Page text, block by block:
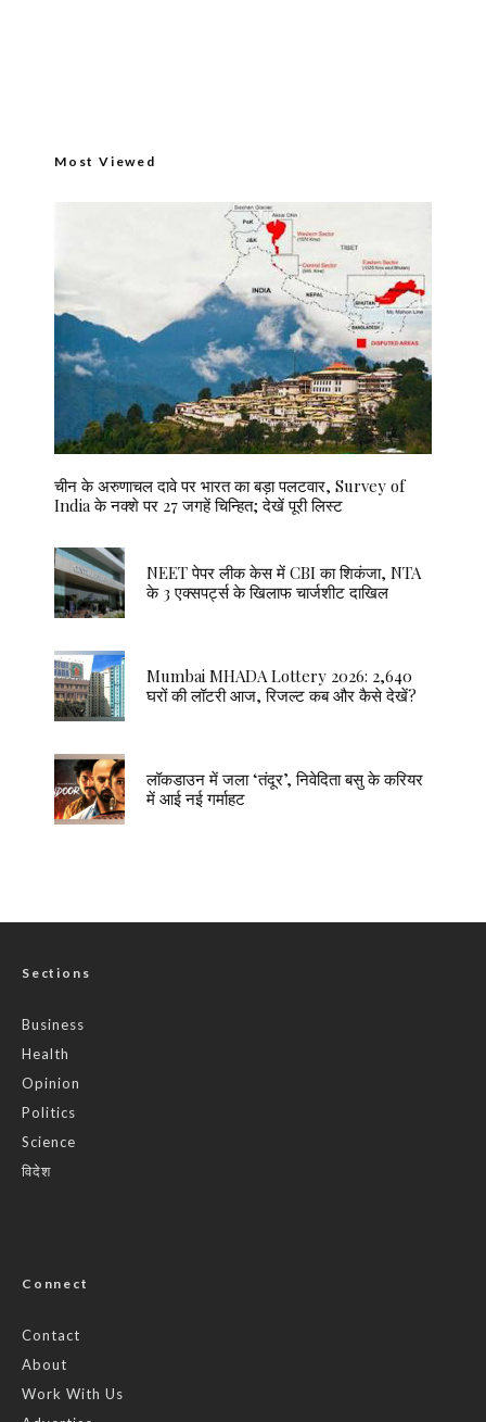
Most Viewed
चीन के अरुणाचल दावे पर भारत का बड़ा पलटवार, Survey of
India के नक्शे पर 27 जगहें चिन्हित; देखें पूरी लिस्ट
NEET पेपर लीक केस में CBI का शिकंजा, NTA
के 3 एक्सपर्ट्स के खिलाफ चार्जशीट दाखिल
Mumbai MHADA Lottery 2026: 2,640
घरों की लॉटरी आज, रिजल्ट कब और कैसे देखें?
लॉकडाउन में जला ‘तंदूर’, निवेदिता बसु के करियर
में आई नई गर्माहट
Sections
Business
Health
Opinion
Politics
Science
विदेश
Connect
Contact
About
Work With Us